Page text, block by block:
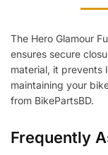
The Hero Glamour
ensures secure
material, it prevents
maintaining your
from BikePartsBD.
Frequently